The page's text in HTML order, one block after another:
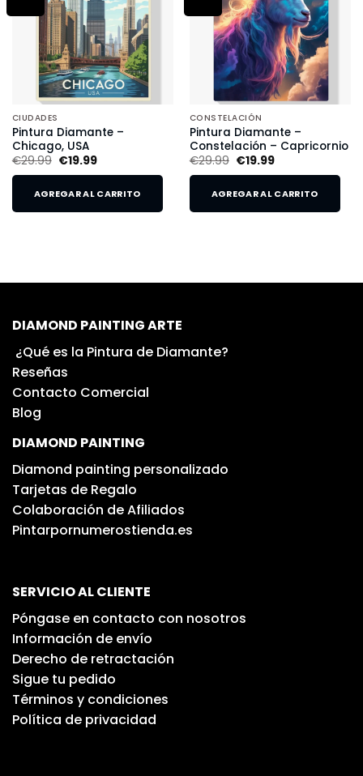
CIUDADES
Pintura Diamante –
Chicago, USA
€29.99 €19.99
AGREGAR AL CARRITO
CONSTELACIÓN
Pintura Diamante –
Constelación – Capricornio
€29.99 €19.99
AGREGAR AL CARRITO
DIAMOND PAINTING ARTE
¿Qué es la Pintura de Diamante?
Reseñas
Contacto Comercial
Blog
DIAMOND PAINTING
Diamond painting personalizado
Tarjetas de Regalo
Colaboración de Afiliados
Pintarpornumerostienda.es
SERVICIO AL CLIENTE
Póngase en contacto con nosotros
Información de envío
Derecho de retractación
Sigue tu pedido
Términos y condiciones
Política de privacidad